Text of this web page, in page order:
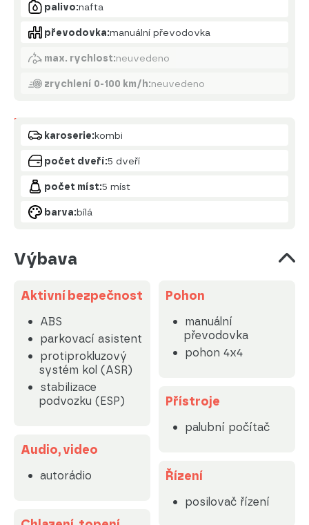
palivo:nafta
převodovka:manuální převodovka
max. rychlost:neuvedeno
zrychlení 0-100 km/h:neuvedeno
Karoserie
karoserie:kombi
počet dveří:5 dveří
počet míst:5 míst
barva:bílá
Výbava
Aktivní bezpečnost
ABS
parkovací asistent
protiprokluzový
systém kol (ASR)
stabilizace
podvozku (ESP)
Audio, video
autorádio
Pohon
manuální
převodovka
pohon 4x4
Přístroje
palubní počítač
Řízení
posilovač řízení